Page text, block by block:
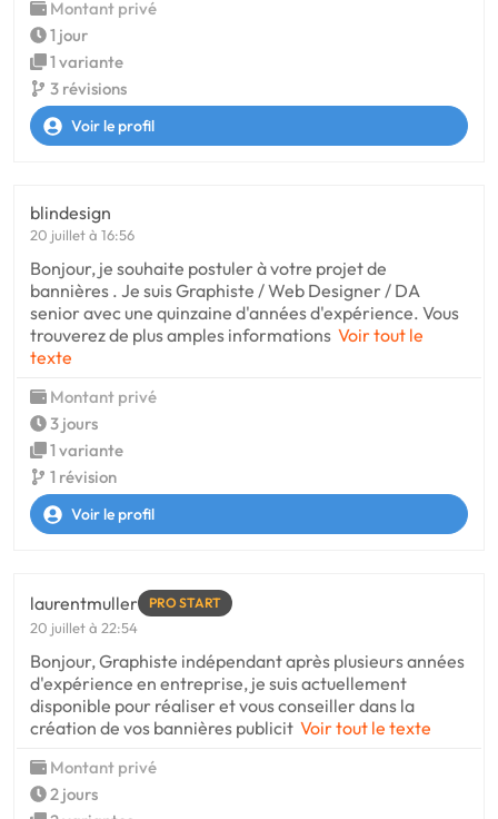
Montant privé
1 jour
1 variante
3 révisions
Voir le profil
blindesign
20 juillet à 16:56
Bonjour, je souhaite postuler à votre projet de
bannières . Je suis Graphiste / Web Designer / DA
senior avec une quinzaine d'années d'expérience. Vous
trouverez de plus amples informations Voir tout le
texte
Montant privé
3 jours
1 variante
1 révision
Voir le profil
laurentmuller PRO START
20 juillet à 22:54
Bonjour, Graphiste indépendant après plusieurs années
d'expérience en entreprise, je suis actuellement
disponible pour réaliser et vous conseiller dans la
création de vos bannières publicit Voir tout le texte
Montant privé
2 jours